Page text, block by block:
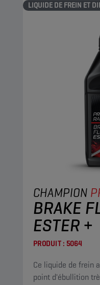
LIQUIDE DE FREIN ET
CHAMPION
BRAKE
ESTER +
PRODUIT : 5064
Ce liquide de frein
point d'ébullition